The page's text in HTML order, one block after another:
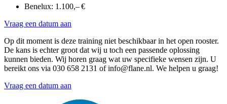
Benelux: 1.100,– €
Vraag een datum aan
Op dit moment is deze training niet beschikbaar in het open rooster.
De kans is echter groot dat wij u toch een passende oplossing
kunnen bieden. Wij horen graag wat uw specifieke wensen zijn. U
bereikt ons via 030 658 2131 of info@flane.nl. We helpen u graag!
Vraag een datum aan